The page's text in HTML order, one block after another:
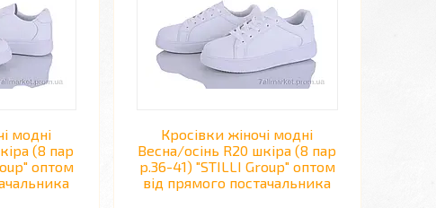
модні
(8 пар
оптом
Кросівки жіночі модні
Весна/осінь R20 шкіра (8 пар
р.36-41) "STILLI Group" оптом
від прямого постачальника